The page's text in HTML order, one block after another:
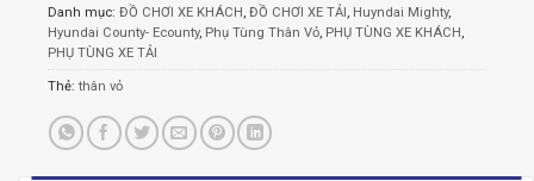
Danh mục: ĐỒ CHƠI XE KHÁCH , ĐỒ CHƠI XE TẢI , Huyndai Mighty,
Hyundai County- Ecounty, Phụ Tùng Thân Vỏ, PHỤ TÙNG XE KHÁCH ,
PHỤ TÙNG XE TẢI
Thẻ: thân vỏ